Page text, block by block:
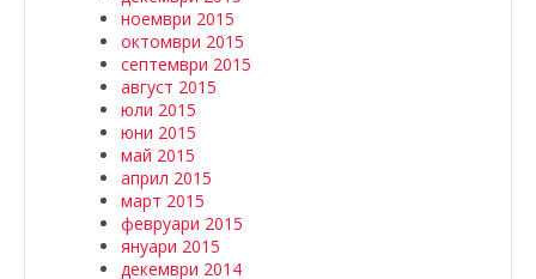
ноември 2015
октомври 2015
септември 2015
август 2015
юли 2015
юни 2015
май 2015
април 2015
март 2015
февруари 2015
януари 2015
декември 2014